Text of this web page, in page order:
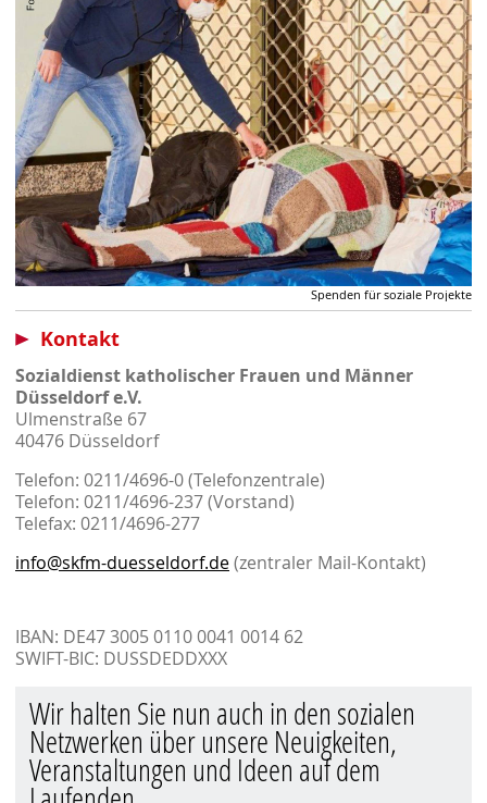
Spenden für soziale Projekte
Kontakt
Sozialdienst katholischer Frauen und Männer
Düsseldorf e.V.
Ulmenstraße 67
40476 Düsseldorf
Telefon: 0211/4696-0 (Telefonzentrale)
Telefon: 0211/4696-237 (Vorstand)
Telefax: 0211/4696-277
info@skfm-duesseldorf.de(zentraler Mail-Kontakt)
IBAN: DE47 3005 0110 0041 0014 62
SWIFT-BIC: DUSSDEDDXXX
Wir halten Sie nun auch in den sozialen
Netzwerken über unsere Neuigkeiten,
Veranstaltungen und Ideen auf dem